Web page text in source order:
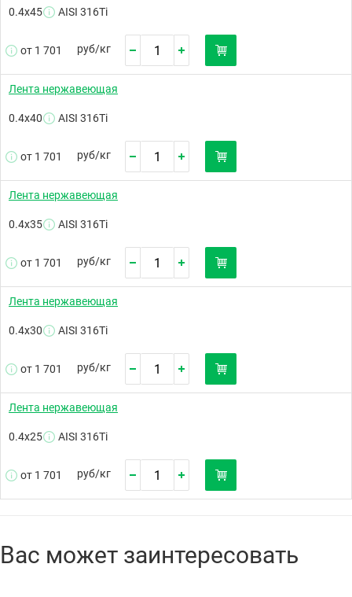
0.4х45 AISI 316Ti
от 1 701 руб/кг
Лента нержавеющая
0.4х40 AISI 316Ti
от 1 701 руб/кг
Лента нержавеющая
0.4х35 AISI 316Ti
от 1 701 руб/кг
Лента нержавеющая
0.4х30 AISI 316Ti
от 1 701 руб/кг
Лента нержавеющая
0.4х25 AISI 316Ti
от 1 701 руб/кг
Вас может заинтересовать